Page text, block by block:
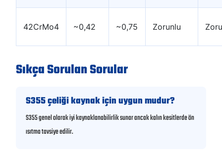
42CrMo4 ~0,42 ~0,75 Zorunlu
Sıkça Sorulan Sorular
S355 çeliği kaynak için uygun mudur?
S355 genel olarak iyi kaynaklanabilirlik sunar ancak kalın kesitlerde ön
ısıtma tavsiye edilir.